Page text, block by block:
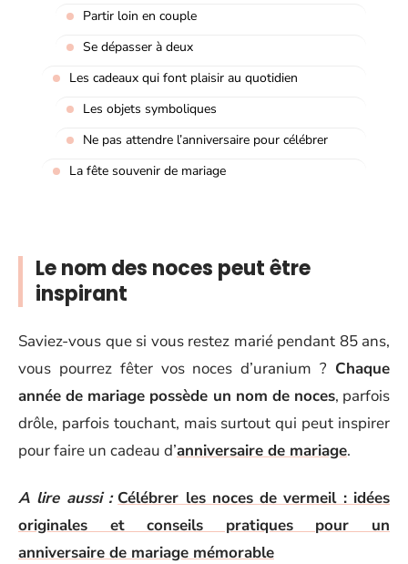
Partir loin en couple
Se dépasser à deux
Les cadeaux qui font plaisir au quotidien
Les objets symboliques
Ne pas attendre l’anniversaire pour célébrer
La fête souvenir de mariage
Le nom des noces peut être
inspirant
Saviez-vous que si vous restez marié pendant 85 ans,
vous pourrez fêter vos noces d’uranium ? Chaque
année de mariage possède un nom de noces, parfois
drôle, parfois touchant, mais surtout qui peut inspirer
pour faire un cadeau d’anniversaire de mariage.
A lire aussi : Célébrer les noces de vermeil : idées
originales et conseils pratiques pour un
anniversaire de mariage mémorable